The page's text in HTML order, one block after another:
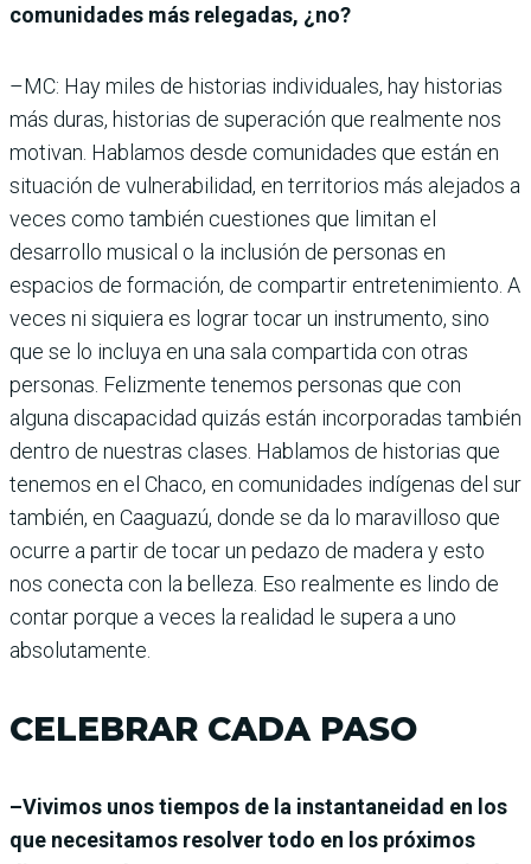
comunidades más relegadas, ¿no?
–MC: Hay miles de historias individuales, hay historias
más duras, historias de superación que realmente nos
motivan. Hablamos desde comunidades que están en
situación de vulnerabilidad, en territorios más alejados a
veces como también cuestiones que limitan el
desarrollo musical o la inclusión de personas en
espacios de formación, de compartir entretenimiento. A
veces ni siquiera es lograr tocar un instrumento, sino
que se lo incluya en una sala compartida con otras
personas. Felizmente tenemos personas que con
alguna discapacidad quizás están incorporadas también
dentro de nuestras clases. Hablamos de historias que
tenemos en el Chaco, en comunidades indígenas del sur
también, en Caaguazú, donde se da lo maravilloso que
ocurre a partir de tocar un pedazo de madera y esto
nos conecta con la belleza. Eso realmente es lindo de
contar porque a veces la realidad le supera a uno
absolutamente.
CELEBRAR CADA PASO
–Vivimos unos tiempos de la instantaneidad en los
que necesitamos resolver todo en los próximos